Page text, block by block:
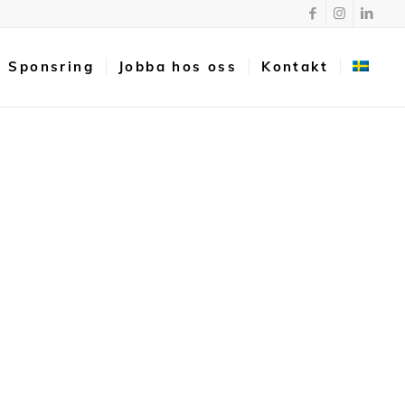
Sponsring Jobba hos oss Kontakt